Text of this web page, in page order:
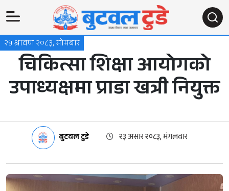
२५ श्रावण २०८३, सोमबार
चिकित्सा शिक्षा आयोगको
उपाध्यक्षमा प्राडा खत्री नियुक्त
बुटवल टुडे २३ असार २०८३, मंगलवार